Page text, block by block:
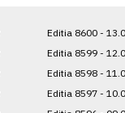
Editia 8600 -
Editia 8599 -
Editia 8598 -
Editia 8597 -